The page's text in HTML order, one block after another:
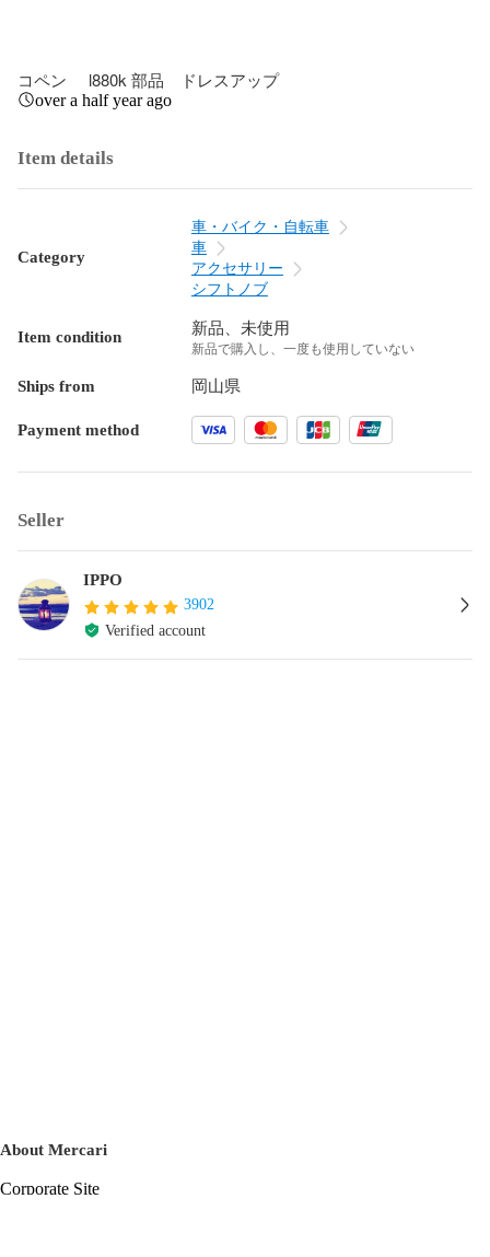
コペン     l880k 部品　ドレスアップ
over a half year ago
Item details
Category
車・バイク・自転車
車
アクセサリー
シフトノブ
Item condition 新品、未使用
新品で購入し、一度も使用していない
Ships from 岡山県
Payment method
Seller
IPPO
3902
Verified account
About Mercari
Corporate Site